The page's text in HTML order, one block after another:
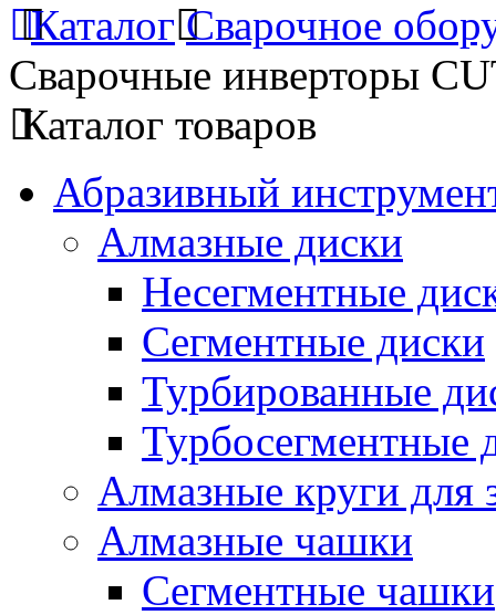
Каталог Сварочное
Сварочные инверторы
Каталог товаров
Абразивный
Алмазные диски
Несегментные
Сегментные диски
Турбированные
Турбосегментные
Алмазные круги для
Алмазные чашки
Сегментные чашки